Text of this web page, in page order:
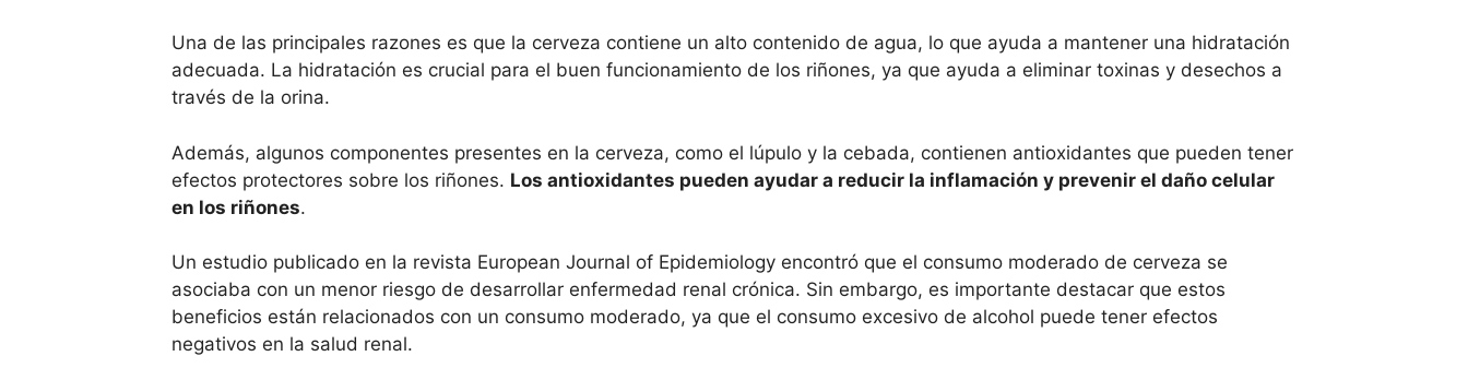
Una de las principales razones es que la cerveza contiene un alto contenido de agua, lo que ayuda a mantener una hidratación
adecuada. La hidratación es crucial para el buen funcionamiento de los riñones, ya que ayuda a eliminar toxinas y desechos a
través de la orina.
Además, algunos componentes presentes en la cerveza, como el lúpulo y la cebada, contienen antioxidantes que pueden tener
efectos protectores sobre los riñones. Los antioxidantes pueden ayudar a reducir la inflamación y prevenir el daño celular
en los riñones.
Un estudio publicado en la revista European Journal of Epidemiology encontró que el consumo moderado de cerveza se
asociaba con un menor riesgo de desarrollar enfermedad renal crónica. Sin embargo, es importante destacar que estos
beneficios están relacionados con un consumo moderado, ya que el consumo excesivo de alcohol puede tener efectos
negativos en la salud renal.